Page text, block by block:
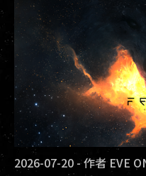
2026-07-20 -作者 EVE